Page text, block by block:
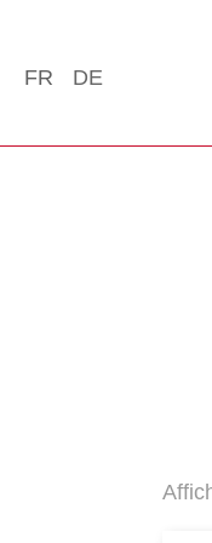
FR DE